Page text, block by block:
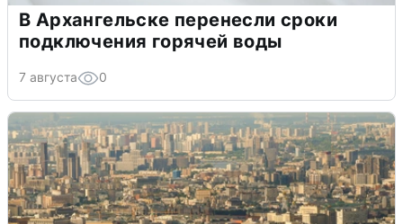
В Архангельске перенесли сроки
подключения горячей воды
7 августа 0